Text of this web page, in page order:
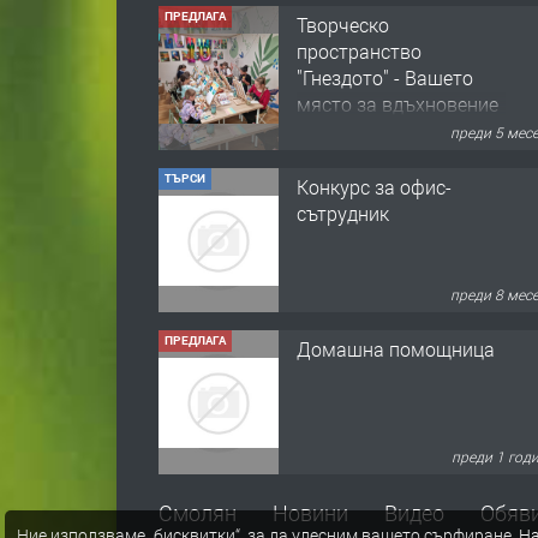
ПРЕДЛАГА
Творческо
пространство
"Гнездото" - Вашето
място за вдъхновение
преди 5
ТЪРСИ
Конкурс за офис-
сътрудник
преди 8
ПРЕДЛАГА Домашна помощница
преди 1
ПРЕДЛАГА
Къща в Марония,
Смолян Новини Видео